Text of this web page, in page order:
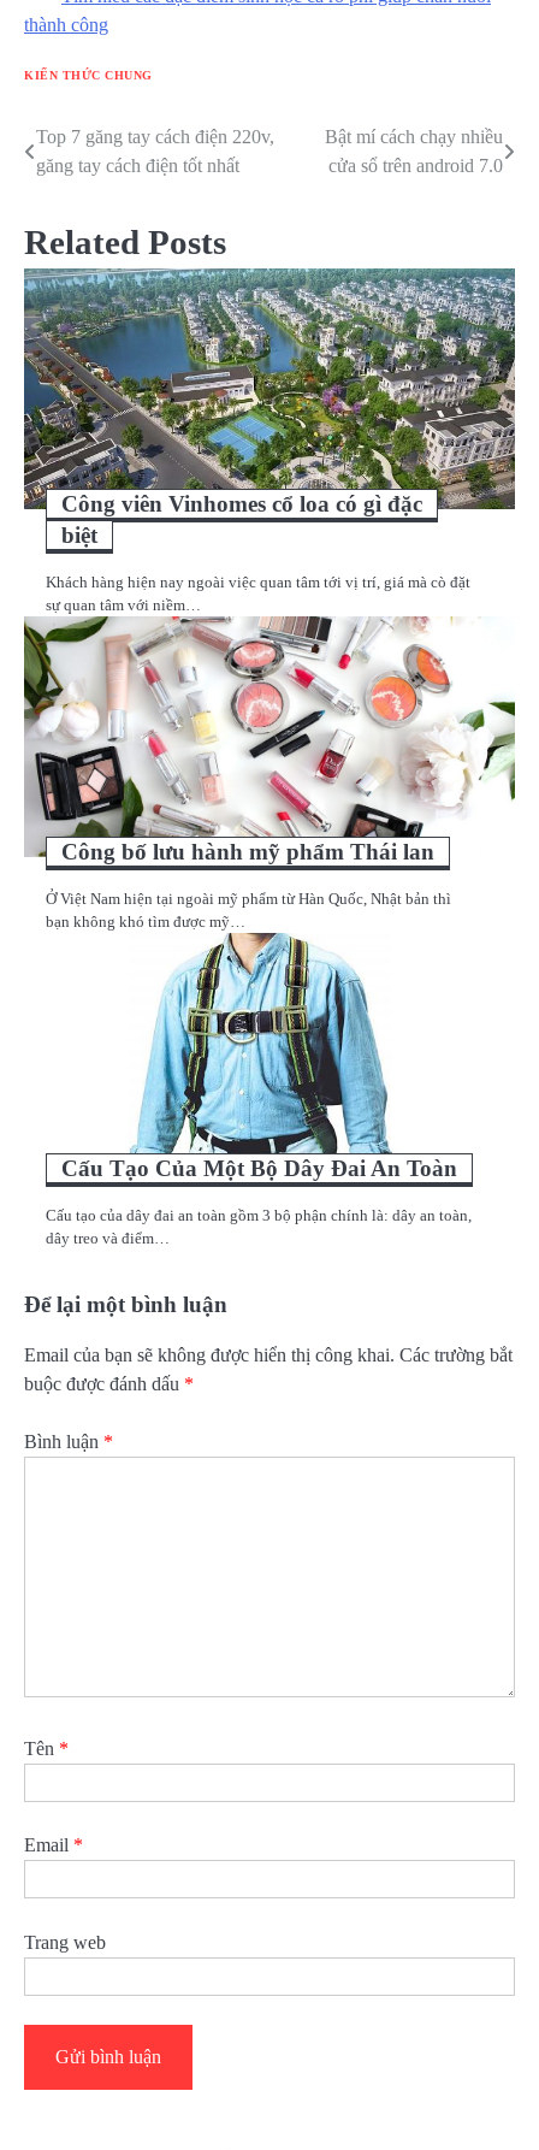
thành công
KIẾN THỨC CHUNG
Điều
hướng
bài
viết
Top 7 găng tay cách điện 220v,
găng tay cách điện tốt nhất
Bật mí cách chạy nhiều
cửa sổ trên android 7.0
Related Posts
Công viên Vinhomes cổ loa có gì đặc
biệt
Khách hàng hiện nay ngoài việc quan tâm tới vị trí, giá mà cò đặt
sự quan tâm với niềm…
Công bố lưu hành mỹ phẩm Thái lan
Ở Việt Nam hiện tại ngoài mỹ phẩm từ Hàn Quốc, Nhật bản thì
bạn không khó tìm được mỹ…
Cấu Tạo Của Một Bộ Dây Đai An Toàn
Cấu tạo của dây đai an toàn gồm 3 bộ phận chính là: dây an toàn,
dây treo và điểm…
Để lại một bình luận
Email của bạn sẽ không được hiển thị công khai. Các trường bắt
buộc được đánh dấu *
Bình luận *
Tên *
Email *
Trang web